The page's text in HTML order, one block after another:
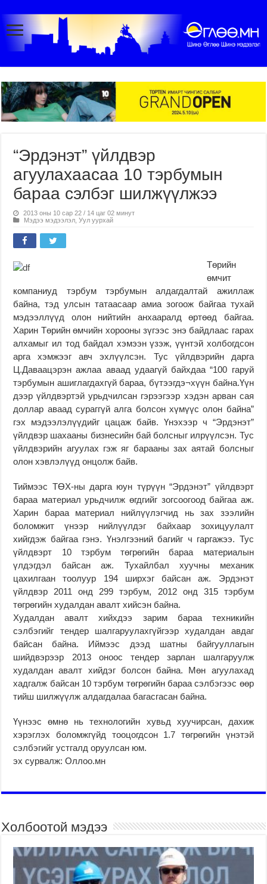
“Эрдэнэт” үйлдвэр
агуулахаасаа 10 тэрбумын
бараа сэлбэг шилжүүлжээ
2013 оны 10 сар 22 / 14 цаг 02 минут
Мэдээ мэдээлэл ,Уул уурхай
Төрийн
өмчит
компаниуд тэрбум тэрбумын алдагдалтай ажиллаж
байна, тэд улсын татаасаар амиа зогоож байгаа тухай
мэдээллүүд олон нийтийн анхааралд өртөөд байгаа.
Харин Төрийн өмчийн хорооны зүгээс энэ байдлаас гарах
алхамыг ил тод байдал хэмээн үзэж, үүнтэй холбогдсон
арга хэмжээг авч эхлүүлсэн. Тус үйлдвэрийн дарга
Ц.Даваацэрэн ажлаа аваад удаагүй байхдаа “100 гаруй
тэрбумын ашиглагдахгүй бараа, бүтээгдэ¬хүүн байна.Үүн
дээр үйлдвэртэй урьдчилсан гэрээгээр хэдэн арван сая
доллар аваад сураггүй алга болсон хүмүүс олон байна”
гэх мэдээлэлүүдийг цацаж байв. Үнэхээр ч “Эрдэнэт”
үйлдвэр шахааны бизнесийн бай болсныг илрүүлсэн. Тус
үйлдвэрийн агуулах гэж яг барааны зах аятай болсныг
олон хэвлэлүүд онцолж байв.
Тиймээс ТӨХ-ны дарга юун түрүүн “Эрдэнэт” үйлдвэрт
бараа материал урьдчилж өгдгийг зогсоогоод байгаа аж.
Харин бараа материал нийлүүлэгчид нь зах зээлийн
боломжит үнээр нийлүүлдэг байхаар зохицуулалт
хийгдэж байгаа гэнэ. Үнэлгээний багийг ч гаргажээ. Тус
үйлдвэрт 10 тэрбум төгрөгийн бараа материалын
үлдэгдэл байсан аж. Тухайлбал хуучны механик
цахилгаан тоолуур 194 ширхэг байсан аж. Эрдэнэт
үйлдвэр 2011 онд 299 тэрбум, 2012 онд 315 тэрбум
төгрөгийн худалдан авалт хийсэн байна.
Худалдан авалт хийхдээ зарим бараа техникийн
сэлбэгийг тендер шалгаруулахгүйгээр худалдан авдаг
байсан байна. Иймээс дээд шатны байгууллагын
шийдвэрээр 2013 оноос тендер зарлан шалгаруулж
худалдан авалт хийдэг болсон байна. Мөн агуулахад
хадгалж байсан 10 тэрбум төгрөгийн бараа сэлбэгээс өөр
тийш шилжүүлж алдагдалаа багасгасан байна.
Үүнээс өмнө нь технологийн хувьд хуучирсан, дахиж
хэрэглэх боломжгүйд тооцогдсон 1.7 төгрөгийн үнэтэй
сэлбэгийг устгалд оруулсан юм.
эх сурвалж: Оллоо.мн
Холбоотой мэдээ